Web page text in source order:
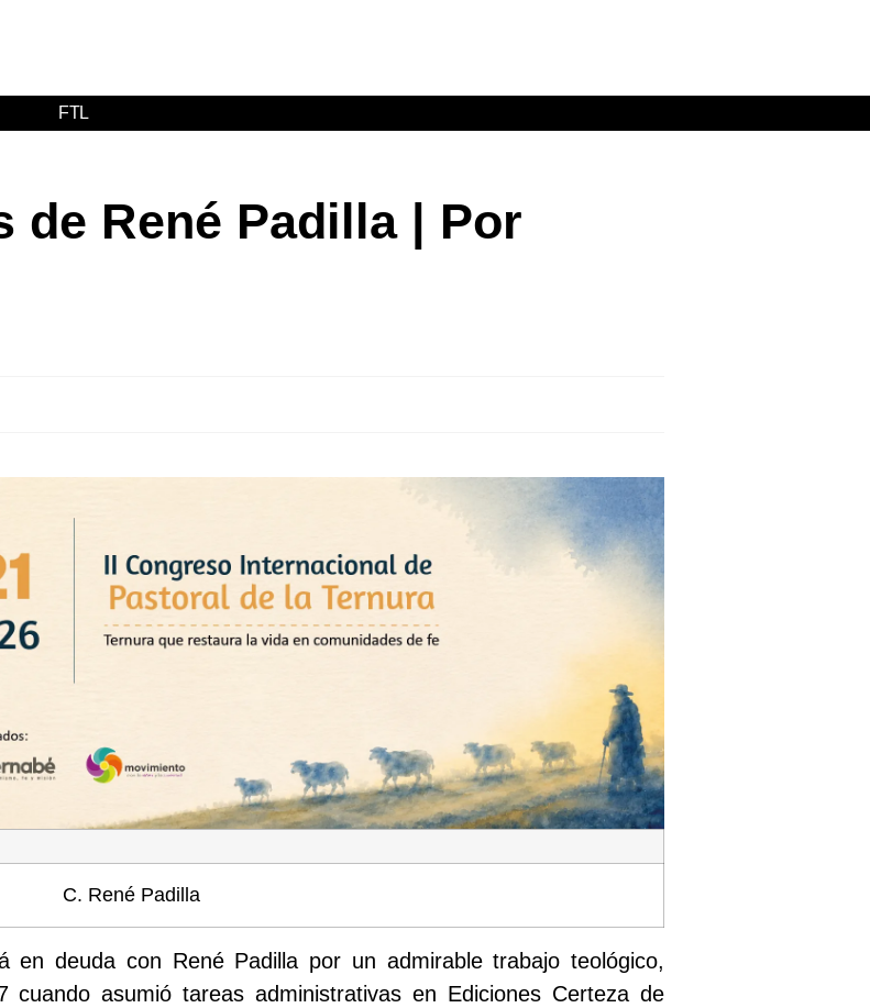
FTL
de René Padilla | Por
C. René Padilla
en deuda con René Padilla por un admirable trabajo teológico,
cuando asumió tareas administrativas en Ediciones Certeza de